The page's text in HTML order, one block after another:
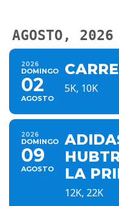
AGOSTO, 2026
2026
DOMINGO
02
AGOSTO
5K, 10K
2026
DOMINGO
09
AGOSTO
LA
12K, 22K